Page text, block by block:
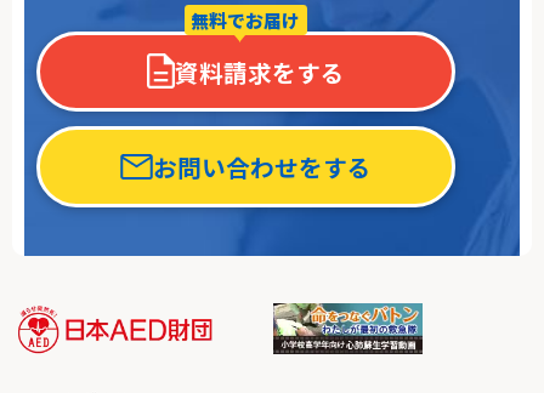
な
こ
と
無料でお届け
資料請求をする
お問い合わせをする